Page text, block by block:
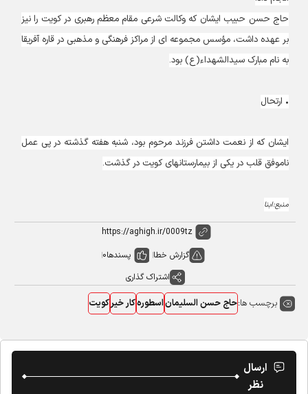
حاج حسن حبیب ایشان که وکالت شرعی مقام معظم رهبری در کویت را نیز
بر عهده داشت، مؤسس مجموعه ای از مراکز فرهنگی و مذهبی در قاره آفریقا
به نام مبارک سیدالشهداء(ع) بود.
• ارتحال
ایشان که از نعمت داشتن فرزند مرحوم بود، شنبه هفته گذشته در پی عمل
ناموفق قلب در یکی از بیمارستان‏های کویت در گذشت.
منبع:ابنا
گزارش خطا پسندها0
اشتراک گذاری
برچسب ها:حاج حسن السلیماناسطورهکار خیرکویت
ارسال
نظر